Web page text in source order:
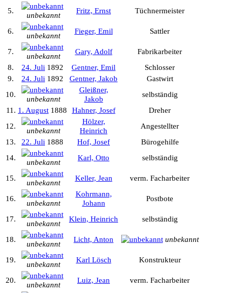
5.
unbekannt
Fritz, Ernst Tüchnermeister
6.
unbekannt
Fieger, Emil Sattler
7.
unbekannt
Gary, Adolf
Fabrikarbeiter
8.
24. Juli 1892 Gentner, Emil
Schlosser
9.
24. Juli 1892 Gentner, Jakob
Gastwirt
10.
unbekannt
Gleißner,
Jakob
selbständig
11. 1. August 1888 Hahner, Josef
Dreher
12.
unbekannt
Hölzer,
Heinrich
Angestellter
13.
22. Juli 1888 Hof, Josef
Bürogehilfe
14.
unbekannt
Karl, Otto selbständig
15.
unbekannt
Keller, Jean verm. Facharbeiter
16.
unbekannt
Kohrmann,
Johann
Postbote
17.
unbekannt
Klein, Heinrich selbständig
18.
unbekannt
Licht, Anton unbekannt
19.
unbekannt
Karl Lösch Konstrukteur
20.
unbekannt
Luiz, Jean verm. Facharbeiter